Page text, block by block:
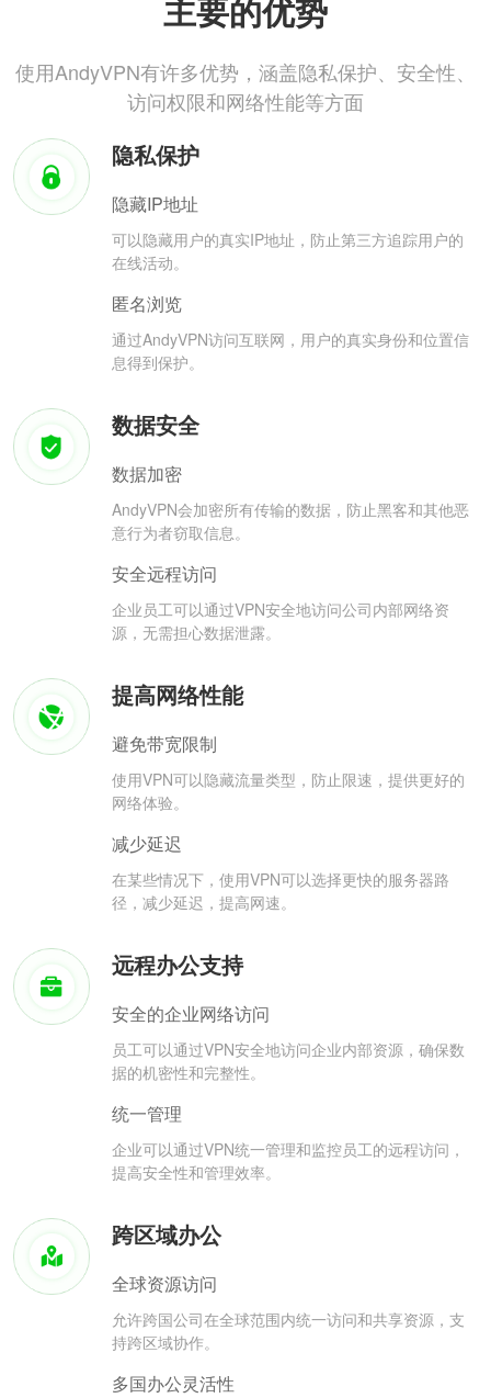
主要的优势
使用AndyVPN有许多优势，涵盖隐私保护、安全性、
访问权限和网络性能等方面
隐私保护
隐藏IP地址
可以隐藏用户的真实IP地址，防止第三方追踪用户的
在线活动。
匿名浏览
通过AndyVPN访问互联网，用户的真实身份和位置信
息得到保护。
数据安全
数据加密
AndyVPN会加密所有传输的数据，防止黑客和其他恶
意行为者窃取信息。
安全远程访问
企业员工可以通过VPN安全地访问公司内部网络资
源，无需担心数据泄露。
提高网络性能
避免带宽限制
使用VPN可以隐藏流量类型，防止限速，提供更好的
网络体验。
减少延迟
在某些情况下，使用VPN可以选择更快的服务器路
径，减少延迟，提高网速。
远程办公支持
安全的企业网络访问
员工可以通过VPN安全地访问企业内部资源，确保数
据的机密性和完整性。
统一管理
企业可以通过VPN统一管理和监控员工的远程访问，
提高安全性和管理效率。
跨区域办公
全球资源访问
允许跨国公司在全球范围内统一访问和共享资源，支
持跨区域协作。
多国办公灵活性